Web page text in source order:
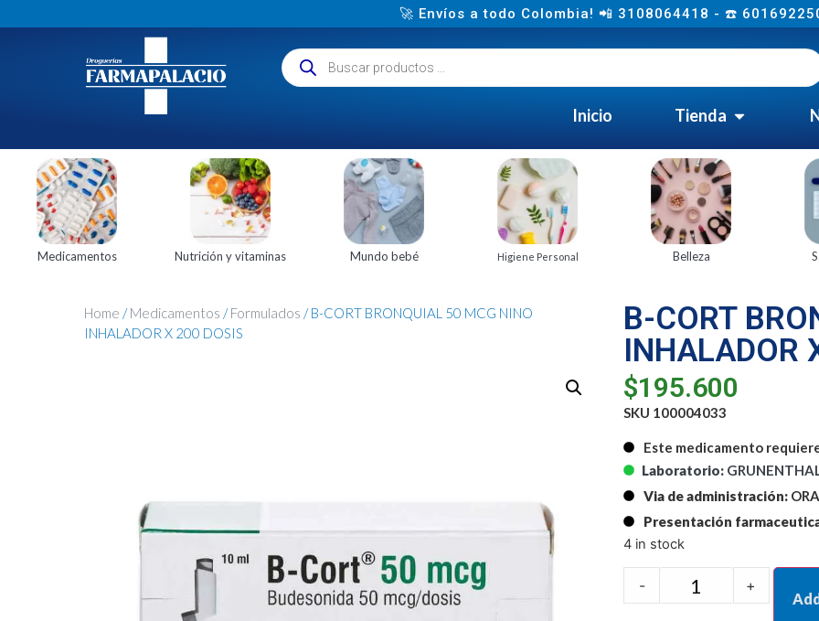
🚀 Envíos a todo Colombia! 📲 3108064418 - ☎️
Inicio Tienda
Medicamentos Nutrición y vitaminas Mundo bebé Higiene Personal Belleza
Home /Medicamentos /Formulados / B-CORT BRONQUIAL 50 MCG NINO
INHALADOR X 200 DOSIS
B-CORT
INHALADOR
$195.600
SKU 100004033
Este medicamento
Laboratorio:
Via de administración:
Presentación
4 in stock
- +